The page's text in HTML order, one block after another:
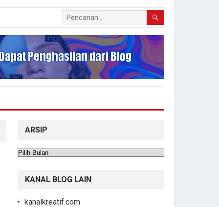
ARSIP
Arsip
KANAL BLOG LAIN
kanalkreatif.com